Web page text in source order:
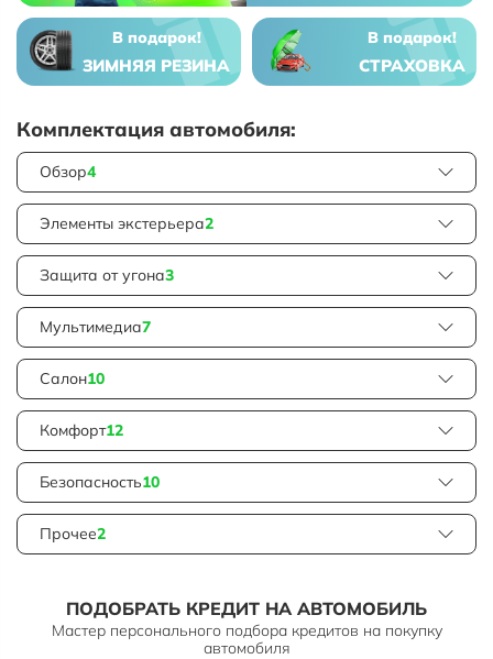
В подарок!
ЗИМНЯЯ РЕЗИНА
В подарок!
СТРАХОВКА
Комплектация автомобиля:
Обзор4
Элементы экстерьера2
Защита от угона3
Мультимедиа7
Салон10
Комфорт12
Безопасность10
Прочее2
ПОДОБРАТЬ КРЕДИТ НА АВТОМОБИЛЬ
Мастер персонального подбора кредитов на покупку
автомобиля